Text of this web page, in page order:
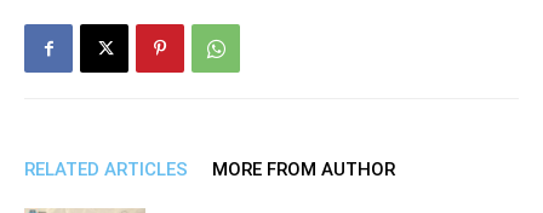
RELATED ARTICLES MORE FROM AUTHOR